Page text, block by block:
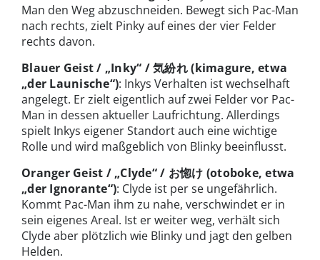
Man den Weg abzuschneiden. Bewegt sich Pac-Man
nach rechts, zielt Pinky auf eines der vier Felder
rechts davon.
Blauer Geist / „Inky“ / 気紛れ (kimagure, etwa
„der Launische“): Inkys Verhalten ist wechselhaft
angelegt. Er zielt eigentlich auf zwei Felder vor Pac-
Man in dessen aktueller Laufrichtung. Allerdings
spielt Inkys eigener Standort auch eine wichtige
Rolle und wird maßgeblich von Blinky beeinflusst.
Oranger Geist / „Clyde“ / お惚け (otoboke, etwa
„der Ignorante“): Clyde ist per se ungefährlich.
Kommt Pac-Man ihm zu nahe, verschwindet er in
sein eigenes Areal. Ist er weiter weg, verhält sich
Clyde aber plötzlich wie Blinky und jagt den gelben
Helden.